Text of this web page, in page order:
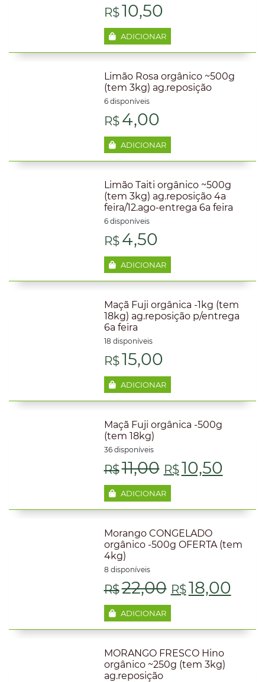
R$10,50
ADICIONAR
Limão Rosa orgânico ~500g
(tem 3kg) ag.reposição
6 disponíveis
R$ 4,00
ADICIONAR
Limão Taiti orgânico ~500g
(tem 3kg) ag.reposição 4a
feira/12.ago-entrega 6a feira
6 disponíveis
R$ 4,50
ADICIONAR
Maçã Fuji orgânica -1kg (tem
18kg) ag.reposição p/entrega
6a feira
18 disponíveis
R$15,00
ADICIONAR
Maçã Fuji orgânica -500g
(tem 18kg)
36 disponíveis
R$11,00 O
preço
original
era:
R$10,50
atual
é:
ADICIONAR
Morango CONGELADO
orgânico -500g OFERTA (tem
4kg)
8 disponíveis
R$22,00 O
original
era:
R$18,00
ADICIONAR
MORANGO FRESCO Hino
orgânico ~250g (tem 3kg)
ag.reposição